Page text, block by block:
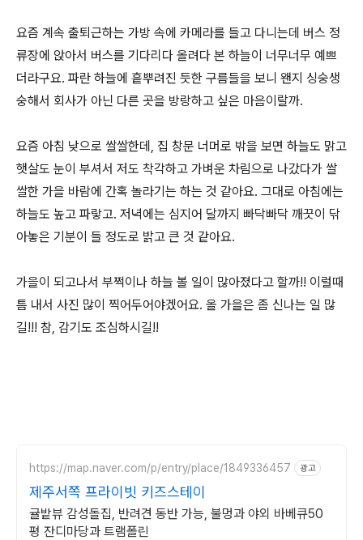
요즘 계속 출퇴근하는 가방 속에 카메라를 들고 다니는데 버스 정
류장에 앉아서 버스를 기다리다 올려다 본 하늘이 너무너무 예쁘
더라구요. 파란 하늘에 흩뿌려진 듯한 구름들을 보니 왠지 싱숭생
숭해서 회사가 아닌 다른 곳을 방랑하고 싶은 마음이랄까.
요즘 아침 낮으로 쌀쌀한데, 집 창문 너머로 밖을 보면 하늘도 맑고
햇살도 눈이 부셔서 저도 착각하고 가벼운 차림으로 나갔다가 쌀
쌀한 가을 바람에 간혹 놀라기는 하는 것 같아요. 그대로 아침에는
하늘도 높고 파랗고. 저녁에는 심지어 달까지 빠닥빠닥 깨끗이 닦
아놓은 기분이 들 정도로 밝고 큰 것 같아요.
가을이 되고나서 부쩍이나 하늘 볼 일이 많아졌다고 할까!! 이럴때
틈 내서 사진 많이 찍어두어야겠어요. 올 가을은 좀 신나는 일 많
길!!! 참, 감기도 조심하시길!!
https://map.naver.com/p/entry/place/1849336457 광고
제주서쪽 프라이빗 키즈스테이
귤밭뷰 감성돌집, 반려견 동반 가능, 불멍과 야외 바베큐50
평 잔디마당과 트램폴린